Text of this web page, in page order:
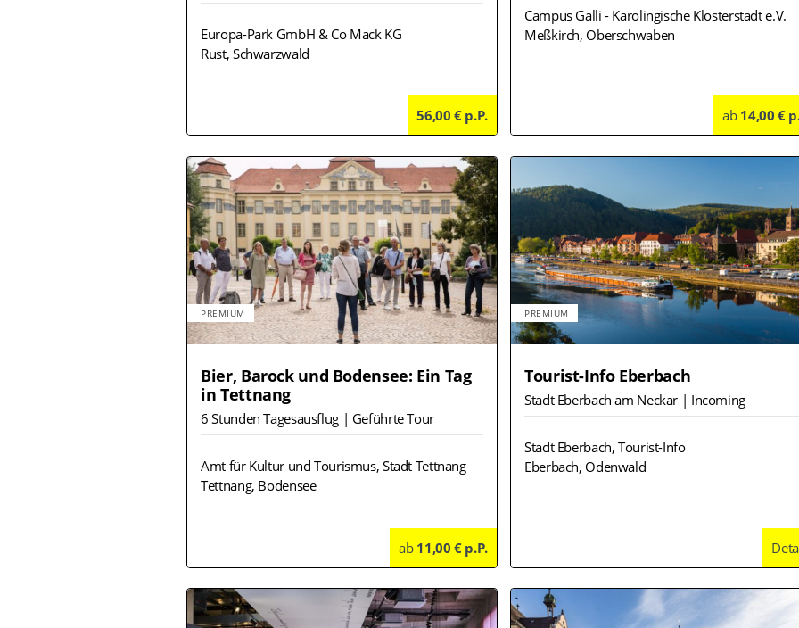
Europa-Park GmbH & Co Mack KG
Rust, Schwarzwald
Details
56,00 € p.P.
Campus Galli - Karolingische Klosterstadt e.V.
Meßkirch, Oberschwaben
ab 14,00 €
PREMIUM
Bier, Barock und Bodensee: Ein Tag
in Tettnang
6 Stunden Tagesausflug | Geführte Tour
Amt für Kultur und Tourismus, Stadt Tettnang
Tettnang, Bodensee
Details
ab 11,00 € p.P.
PREMIUM
Tourist-Info Eberbach
Stadt Eberbach am Neckar | Incoming
Stadt Eberbach, Tourist-Info
Eberbach, Odenwald